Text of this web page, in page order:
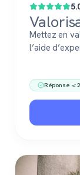
Mettez en
l’aide
Réponse <